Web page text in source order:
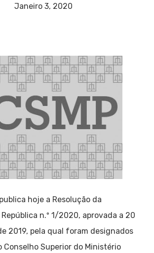
Janeiro 3, 2020
hoje a Resolução da
n.º 1/2020, aprovada a 20
2019, pela qual foram designados
Conselho Superior do Ministério